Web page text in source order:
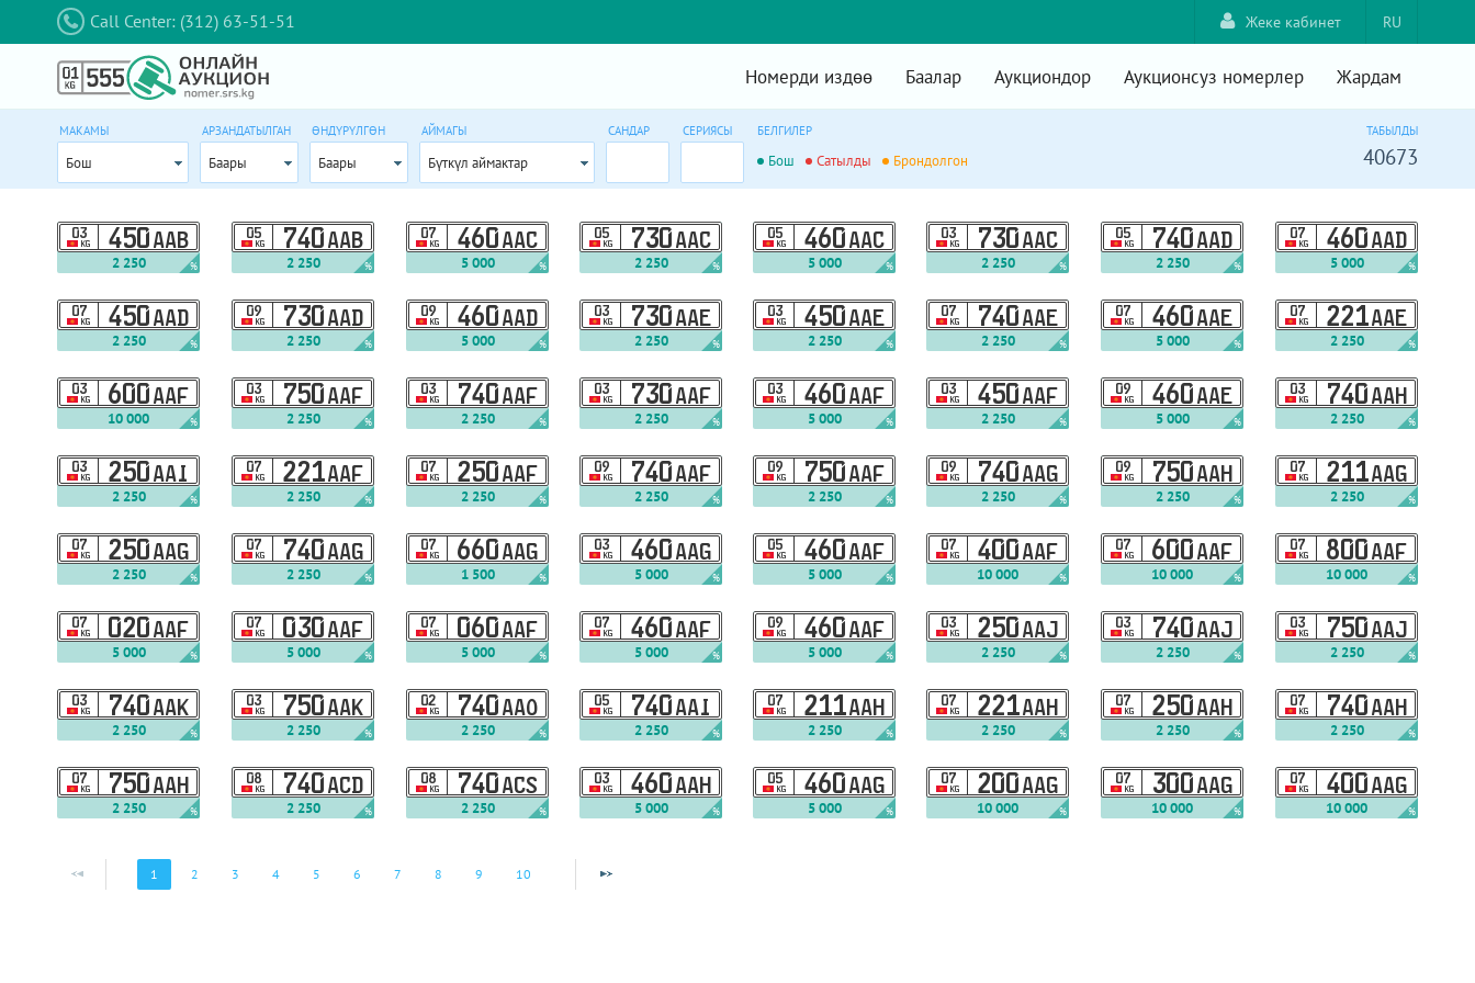
Call Center: (312) 63-51-51 RU
Жеке кабинет
Номерди издөө Баалар Аукциондор Аукционсуз номерлер Жардам
МАКАМЫ
Бош
АРЗАНДАТЫЛГАН
Баары
ӨНДҮРҮЛГӨН
Баары
АЙМАГЫ
Бүткүл аймактар
САНДАР СЕРИЯСЫ БЕЛГИЛЕР
Бош Сатылды Брондолгон
ТАБЫЛДЫ
40673
%
03
KG 450 AAB
2 250
%
05
KG 740 AAB
2 250
%
07
KG 460 AAC
5 000
%
05
KG 730 AAC
2 250
%
05
KG 460 AAC
5 000
%
03
KG 730 AAC
2 250
%
05
KG 740 AAD
2 250
%
07
KG 460 AAD
5 000
%
07
KG 450 AAD
2 250
%
09
KG 730 AAD
2 250
%
09
KG 460 AAD
5 000
%
03
KG 730 AAE
2 250
%
03
KG 450 AAE
2 250
%
07
KG 740 AAE
2 250
%
07
KG 460 AAE
5 000
%
07
KG 221 AAE
2 250
%
03
KG 600 AAF
10 000
%
03
KG 750 AAF
2 250
%
03
KG 740 AAF
2 250
%
03
KG 730 AAF
2 250
%
03
KG 460 AAF
5 000
%
03
KG 450 AAF
2 250
%
09
KG 460 AAE
5 000
%
03
KG 740 AAH
2 250
%
03
KG 250 AAI
2 250
%
07
KG 221 AAF
2 250
%
07
KG 250 AAF
2 250
%
09
KG 740 AAF
2 250
%
09
KG 750 AAF
2 250
%
09
KG 740 AAG
2 250
%
09
KG 750 AAH
2 250
%
07
KG 211 AAG
2 250
%
07
KG 250 AAG
2 250
%
07
KG 740 AAG
2 250
%
07
KG 660 AAG
1 500
%
03
KG 460 AAG
5 000
%
05
KG 460 AAF
5 000
%
07
KG 400 AAF
10 000
%
07
KG 600 AAF
10 000
%
07
KG 800 AAF
10 000
%
07
KG 020 AAF
5 000
%
07
KG 030 AAF
5 000
%
07
KG 060 AAF
5 000
%
07
KG 460 AAF
5 000
%
09
KG 460 AAF
5 000
%
03
KG 250 AAJ
2 250
%
03
KG 740 AAJ
2 250
%
03
KG 750 AAJ
2 250
%
03
KG 740 AAK
2 250
%
03
KG 750 AAK
2 250
%
02
KG 740 AAO
2 250
%
05
KG 740 AAI
2 250
%
07
KG 211 AAH
2 250
%
07
KG 221 AAH
2 250
%
07
KG 250 AAH
2 250
%
07
KG 740 AAH
2 250
%
07
KG 750 AAH
2 250
%
08
KG 740 ACD
2 250
%
08
KG 740 ACS
2 250
%
03
KG 460 AAH
5 000
%
05
KG 460 AAG
5 000
%
07
KG 200 AAG
10 000
%
07
KG 300 AAG
10 000
%
07
KG 400 AAG
10 000
1 2 3 4 5 6 7 8 9 10